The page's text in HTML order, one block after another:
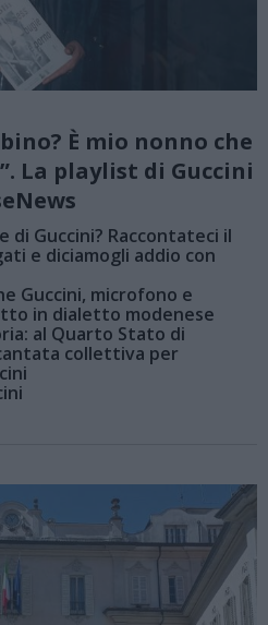
È mio nonno che
La playlist di Guccini
di Guccini? Raccontateci il
e diciamogli addio con
Guccini, microfono e
in dialetto modenese
al Quarto Stato di
collettiva per